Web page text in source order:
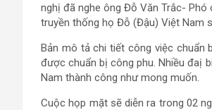
nghị đã nghe ông Đỗ Văn Trắc-
truyền thống họ Đỗ (Đậu) Việt Nam
Bản mô tả chi tiết công việc chuẩn
được chuẩn bị công phu. Nhiều đaị
Nam thành công như mong muốn.
Cuộc họp mặt sẽ diễn ra trong 02